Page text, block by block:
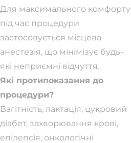
Для максимального комфорту
під час процедури
застосовується місцева
анестезія, що мінімізує будь-
які неприємні відчуття.
Які протипоказання до
процедури?
Вагітність, лактація, цукровий
діабет, захворювання крові,
епілепсія, онкологічні